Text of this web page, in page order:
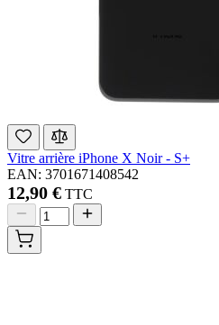
Vitre arrière iPhone X Noir - S+
EAN: 3701671408542
12,90 € TTC